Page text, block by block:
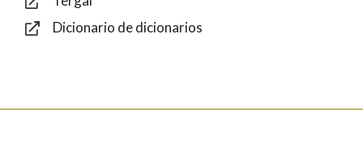
Dicionario de dicionarios